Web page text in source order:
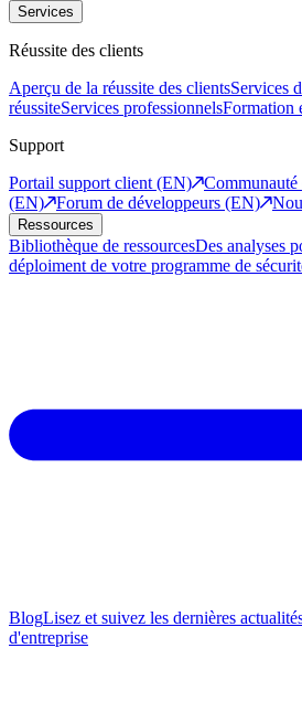
Services
Réussite des clients
Aperçu de la réussite des clientsServices
réussiteServices professionnelsFormation
Support
Portail support client (EN)
(EN)
Forum de développeurs (EN)
Ressources
Bibliothèque de ressourcesDes analyses
déploiment de votre programme de
BlogLisez et suivez les dernières
d'entreprise